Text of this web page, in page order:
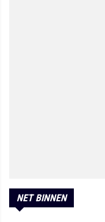
NET BINNEN